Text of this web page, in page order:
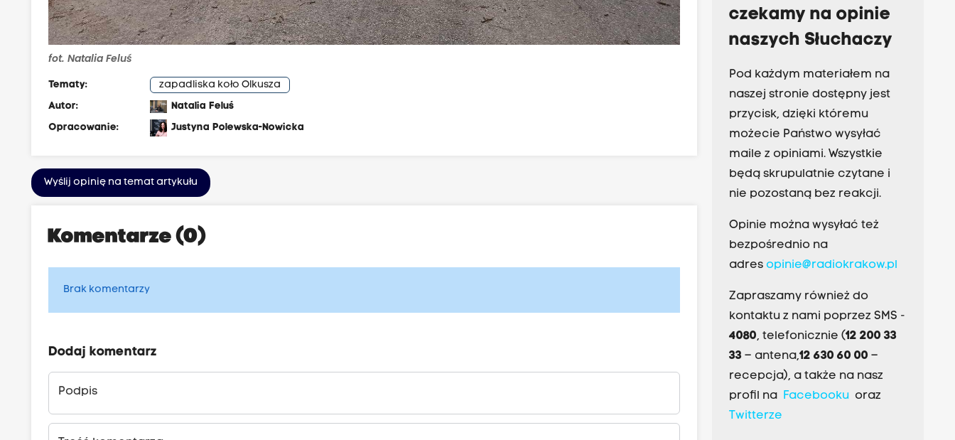
fot. Natalia Feluś
Tematy:
zapadliska koło Olkusza
Autor:
Natalia Feluś
Opracowanie:
Justyna Polewska-Nowicka
Wyślij opinię na temat artykułu
Komentarze (0)
Brak komentarzy
Dodaj komentarz
Podpis
czekamy na opinie
naszych Słuchaczy
Pod każdym materiałem na
naszej stronie dostępny jest
przycisk, dzięki któremu
możecie Państwo wysyłać
maile z opiniami. Wszystkie
będą skrupulatnie czytane i
nie pozostaną bez reakcji.
Opinie można wysyłać też
bezpośrednio na
adres opinie@radiokrakow.pl
Zapraszamy również do
kontaktu z nami poprzez SMS -
4080, telefonicznie (12 200 33
33– antena,12 630 60 00 –
recepcja), a także na nasz
profil na Facebookuoraz
Twitterze